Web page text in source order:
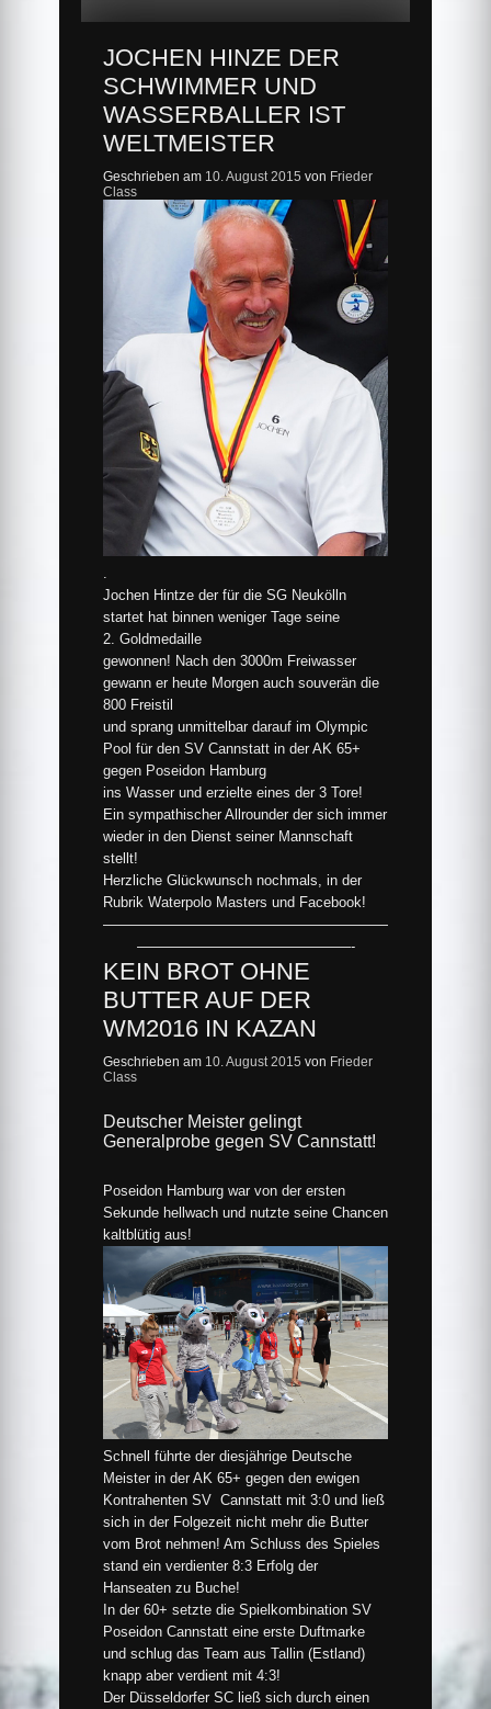
JOCHEN HINZE DER
SCHWIMMER UND
WASSERBALLER IST
WELTMEISTER
Geschrieben am 10. August 2015 von Frieder
Class
Jochen Hintze der für die SG Neukölln
startet hat binnen weniger Tage seine
2. Goldmedaille
gewonnen! Nach den 3000m Freiwasser
gewann er heute Morgen auch souverän die
800 Freistil
und sprang unmittelbar darauf im Olympic
Pool für den SV Cannstatt in der AK 65+
gegen Poseidon Hamburg
ins Wasser und erzielte eines der 3 Tore!
Ein sympathischer Allrounder der sich immer
wieder in den Dienst seiner Mannschaft
stellt!
Herzliche Glückwunsch nochmals, in der
Rubrik Waterpolo Masters und Facebook!
————————————————————
———————————————-
KEIN BROT OHNE
BUTTER AUF DER
WM2016 IN KAZAN
Geschrieben am 10. August 2015 von Frieder
Class
Deutscher Meister gelingt
Generalprobe gegen SV Cannstatt!
Poseidon Hamburg war von der ersten
Sekunde hellwach und nutzte seine Chancen
kaltblütig aus!
Schnell führte der diesjährige Deutsche
Meister in der AK 65+ gegen den ewigen
Kontrahenten SV Cannstatt mit 3:0 und ließ
sich in der Folgezeit nicht mehr die Butter
vom Brot nehmen! Am Schluss des Spieles
stand ein verdienter 8:3 Erfolg der
Hanseaten zu Buche!
In der 60+ setzte die Spielkombination SV
Poseidon Cannstatt eine erste Duftmarke
und schlug das Team aus Tallin (Estland)
knapp aber verdient mit 4:3!
Der Düsseldorfer SC ließ sich durch einen